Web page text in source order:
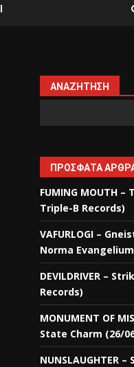
ΑΝΑΖΉΤΗΣΗ
ΠΡΌΣΦΑΤΑ
FUMING MOUTH
Triple-B Records)
VAFURLOGI –
Norma
DEVILDRIVER –
Records)
MONUMENT OF
State Charm (26/
NUNSLAUGHTER